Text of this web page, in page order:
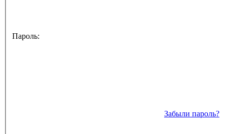
Пароль:
Забыли пароль?